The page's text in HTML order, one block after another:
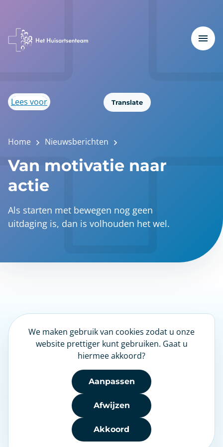
Lees voor Translate
Home Nieuwsberichten
Van motivatie naar
actie
Als starten met bewegen nog geen
uitdaging is, dan is volhouden het wel.
LinkedIn
Nieuwsbrief
NHG Heeft u een klacht?
We maken gebruik van cookies zodat u onze
website prettiger kunt gebruiken. Gaat u
hiermee akkoord?
Aanpassen
Afwijzen
Akkoord